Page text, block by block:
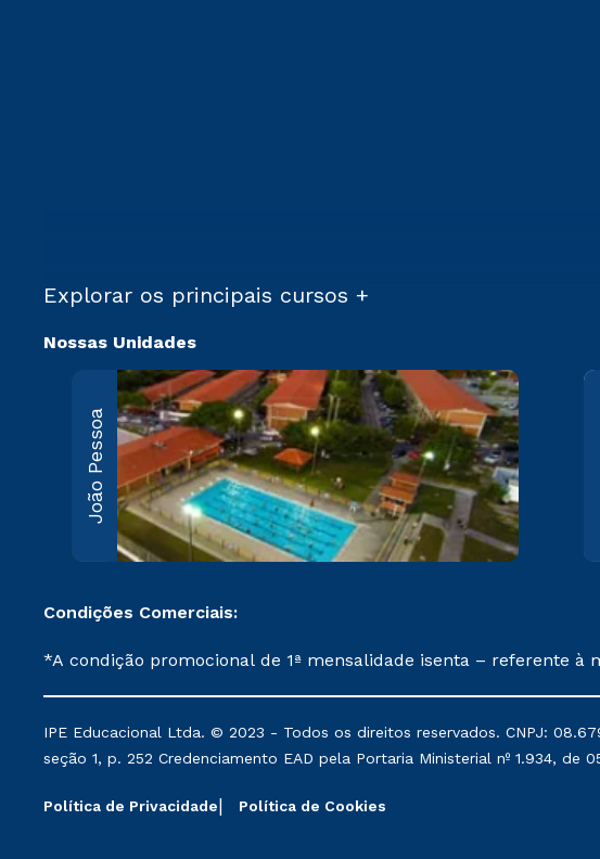
Explorar os principais cursos +
Nossas Unidades
João Pessoa
João
Rodovia
Fria -
58053-
Condições Comerciais:
*A condição promocional de 1ª mensalidade isenta – referente
de Medicina, e também para matriculados via FIES, Prouni e
Instituição. **Semipresencial é um formato do Ensino a Distância. ***Descontos comerciais oferecidos serão mantidos conforme negociação. Descontos
institucionais poderão sofrer alterações nos períodos de
IPE Educacional Ltda. © 2023 - Todos os direitos reservados. CNPJ:
seção 1, p. 252 Credenciamento EAD pela Portaria Ministerial nº 1.934, de
Política de Privacidade Política de Cookies